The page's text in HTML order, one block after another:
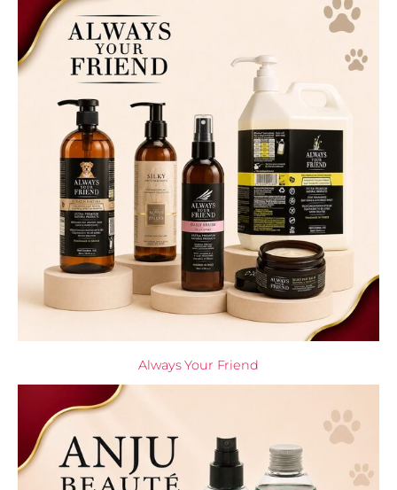
Always Your Friend